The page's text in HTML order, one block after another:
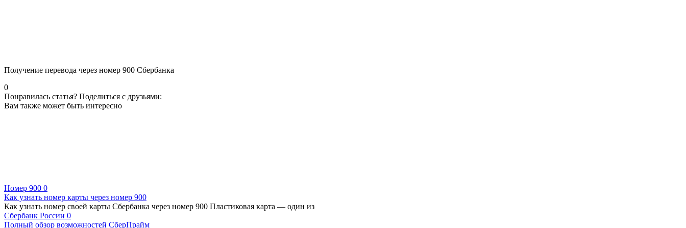
Получение перевода через номер 900 Сбербанка
0
Понравилась статья? Поделиться с друзьями:
Вам также может быть интересно
Номер 900 0
Как узнать номер карты через номер 900
Как узнать номер своей карты Сбербанка через номер 900 Пластиковая карта — один из
Сбербанк России 0
Полный обзор возможностей СберПрайм